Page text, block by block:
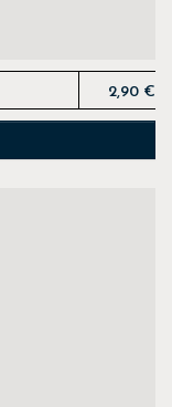
Prix
2,90 €